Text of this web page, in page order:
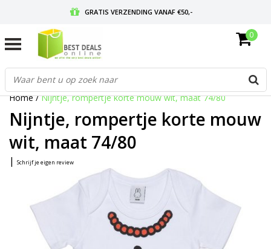
GRATIS VERZENDING VANAF €50,-
GRATIS RETOURNEREN EN 30 DAGEN BEDENKTIJD
0
Home/Nijntje, rompertje korte mouw wit, maat 74/80
Nijntje, rompertje korte mouw
wit, maat 74/80
| Schrijf je eigen review